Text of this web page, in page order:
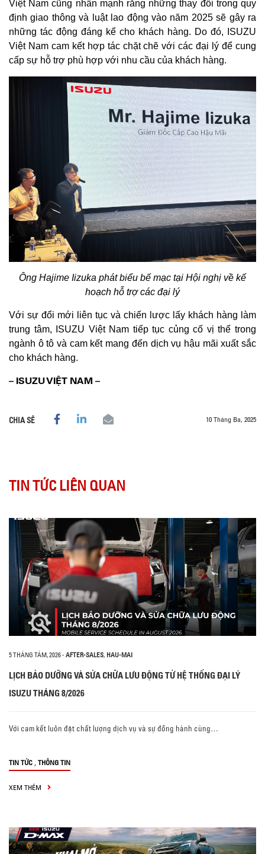
Việt Nam cũng nhấn mạnh rằng những thay đổi trong quy
định giao thông và luật lao động vào năm 2025 sẽ gây ra
những tác động đáng kể cho khách hàng. Do đó, ISUZU
Việt Nam cam kết hợp tác chặt chẽ với các đại lý để cung
cấp sự hỗ trợ phù hợp với nhu cầu của khách hàng.
Ông Hajime Iizuka phát biểu bế mạc tại Hội nghị về kế
hoạch hỗ trợ các đại lý
Với sự đổi mới liên tục và chiến lược lấy khách hàng làm
trung tâm, ISUZU Việt Nam tiếp tục củng cố vị thế trong
ngành ô tô và cam kết mang đến dịch vụ hậu mãi xuất sắc
cho khách hàng.
– ISUZU VIỆT NAM –
CHIA SẺ 10 Tháng Ba, 2025
TIN TỨC LIÊN QUAN
5 THÁNG TÁM, 2026- AFTER-SALES, HAU-MAI
LỊCH BẢO DƯỠNG VÀ SỬA CHỮA LƯU ĐỘNG TỪ HỆ THỐNG ĐẠI LÝ
ISUZU THÁNG 8/2026
Với cam kết luôn đặt chất lượng dịch vụ và sự đồng hành cùng…
TIN TỨC , THÔNG TIN
XEM THÊM